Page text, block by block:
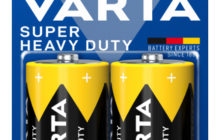
Incarcatoare acumulatori
Panouri fotovoltaice si accesorii
Panouri fotovoltaice
Sisteme prindere panouri
fotovoltaice
Invertoare
Invertoare Hibrid
Invertoare On-grid
Invertoare Off-grid